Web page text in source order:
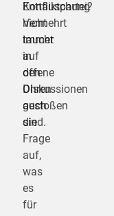
Konfliktpartei?
Vermehrt
taucht
in
den
Diskussionen
auch
die
Frage
auf,
was
es
für
Enttäuschung
nicht
immer
auf
offene
Ohren
gestoßen
sind.